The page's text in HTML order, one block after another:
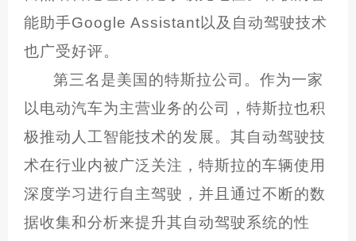
能助手Google Assistant以及自动驾驶技术
也广受好评。
第三名是美国的特斯拉公司。作为一家
以电动汽车为主营业务的公司，特斯拉也积
极推动人工智能技术的发展。其自动驾驶技
术在行业内被广泛关注，特斯拉的车辆使用
深度学习进行自主驾驶，并且通过不断的数
据收集和分析来提升其自动驾驶系统的性